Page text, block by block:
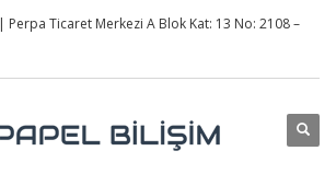
| Perpa Ticaret Merkezi A Blok Kat: 13 No: 2108 –